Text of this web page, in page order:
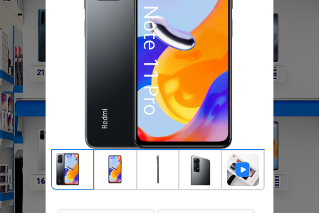
216 000 216 000
162 000 F 162 000F 162 000 210 000 210 000